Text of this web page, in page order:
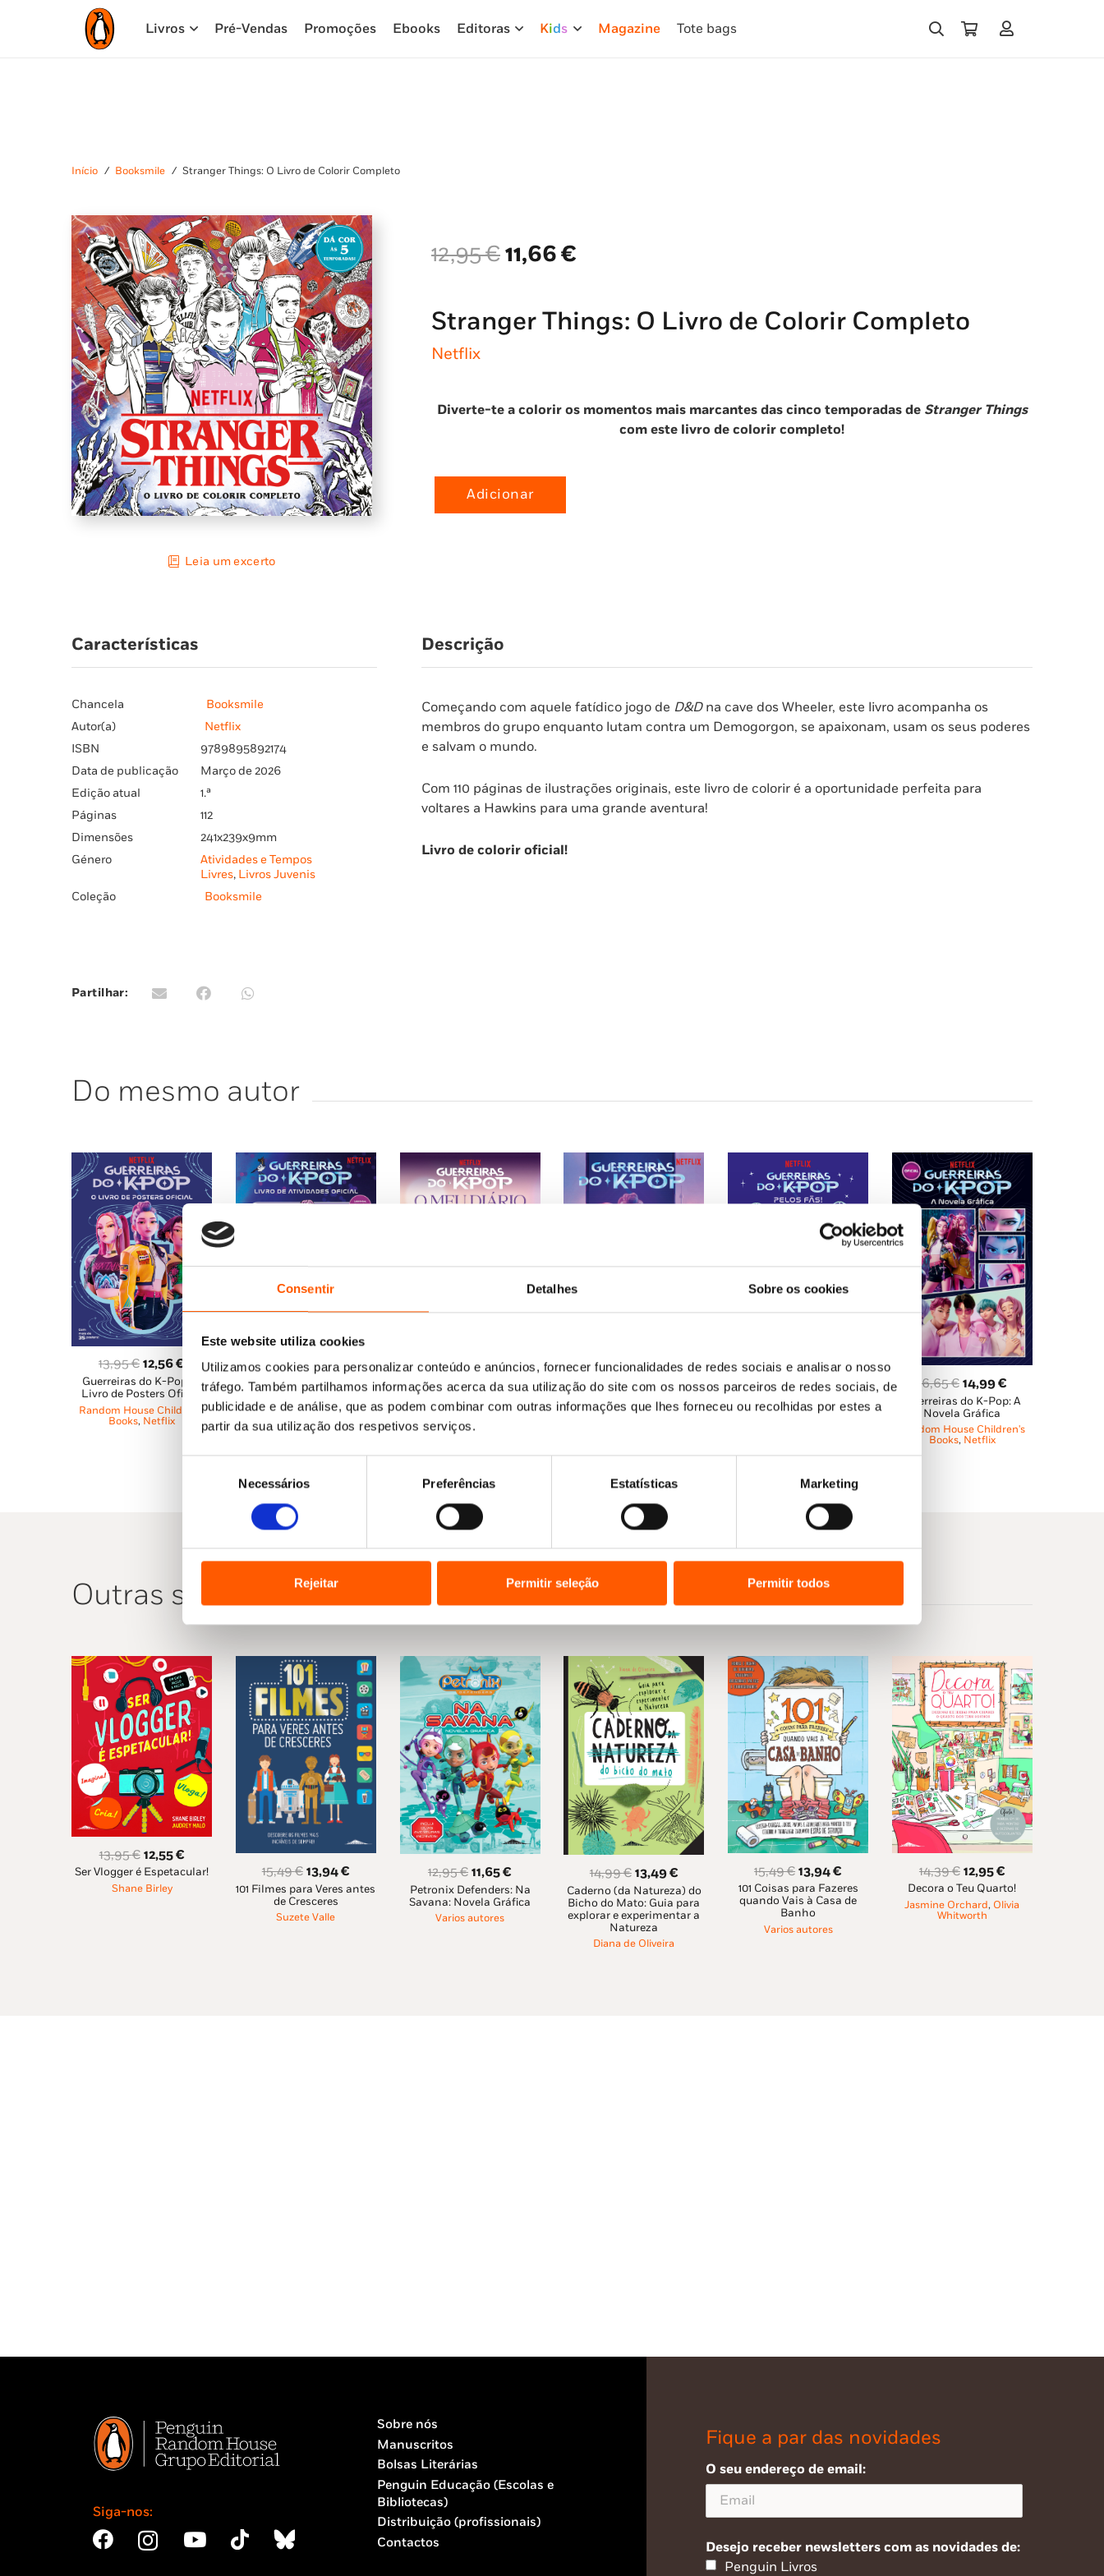
Consentir Detalhes Sobre os cookies
Este website utiliza cookies
Utilizamos cookies para personalizar conteúdo e anúncios, fornecer funcionalidades de redes sociais e analisar o nosso
tráfego. Também partilhamos informações acerca da sua utilização do site com os nossos parceiros de redes sociais, de
publicidade e de análise, que as podem combinar com outras informações que lhes forneceu ou recolhidas por estes a
partir da sua utilização dos respetivos serviços.
consentimento
Necessários Preferências Estatísticas Marketing
Rejeitar Permitir seleção Permitir todos
Livros Pré-Vendas Promoções Ebooks Editoras Kids Magazine Tote bags
Início / Booksmile / Stranger Things: O Livro de Colorir Completo
Leia um excerto
12,95€O
preço
era:
12,95 €.
11,66€
é:
11,66 €.
Stranger Things: O Livro de Colorir Completo
Netflix
Diverte-te a colorir os momentos mais marcantes das cinco temporadas de Stranger Things
com este livro de colorir completo!
Quantidade
Colorir
Adicionar
Características
Chancela
Booksmile
Autor(a)
Netflix
ISBN
9789895892174
Data de publicação
Março de 2026
Edição atual
1.ª
Páginas
112
Dimensões
241x239x9mm
Género
Atividades e Tempos
Livres, Livros Juvenis
Coleção
Booksmile
Partilhar:
Descrição
Começando com aquele fatídico jogo de D&Dna cave dos Wheeler, este livro acompanha os
membros do grupo enquanto lutam contra um Demogorgon, se apaixonam, usam os seus poderes
e salvam o mundo.
Com 110 páginas de ilustrações originais, este livro de colorir é a oportunidade perfeita para
voltares a Hawkins para uma grande aventura!
Livro de colorir oficial!
Do mesmo autor
13,95€ O
preço
original
era:
12,56€
preço
atual
Guerreiras do K-Pop: O
Livro de Posters Oficial
Random House Children's
Books, Netflix
12,95€O
preço
original
era:
11,66€O
preço
atual
é:
Guerreiras do K-Pop: Livro
de Atividades Oficial
Random House Children's
Books ,Netflix
12,95€ O
preço
original
era:
12,95 €.
11,66€O
preço
atual
11,66 €.
Guerreiras do K-Pop: O
Meu Diário Golden
Random House Children's
Books, Netflix
13,95€ O
preço
13,95 €.
12,56€ O
preço
12,56 €.
Guerreiras do K-Pop: A
Adaptação Oficial a
preço
original
era:
11,95 €.
atual
Fãs!
Netflix,Little Golden Books,
16,65€ O
preço
original
era:
14,99€O
preço
atual
Guerreiras do K-Pop: A
Novela Gráfica
Random House Children's
Books, Netflix
Outras sugestões
13,95€ O
preço
original
12,55€O
preço
Ser Vlogger é Espetacular!
Shane Birley
15,49€ O
preço
original
13,94€O
preço
101 Filmes para Veres antes
de Cresceres
Suzete Valle
12,95€ O
preço
original
11,65€
preço
atual
Petronix Defenders: Na
Savana: Novela Gráfica
Varios autores
14,99€ O
preço
original
era:
14,99 €.
13,49€O
preço
atual
Caderno (da Natureza) do
Bicho do Mato: Guia para
explorar e experimentar a
Natureza
Diana de Oliveira
15,49€ O
preço
original
era:
13,94€
preço
atual
101 Coisas para Fazeres
quando Vais à Casa de
Banho
Varios autores
14,39€ O
preço
original
12,95€O
preço
atual
Decora o Teu Quarto!
Jasmine Orchard, Olivia
Whitworth
Siga-nos:
Sobre nós
Manuscritos
Bolsas Literárias
Penguin Educação (Escolas e
Bibliotecas)
Distribuição (profissionais)
Contactos
Fique a par das novidades
O seu endereço de email:
Desejo receber newsletters com as novidades de:
Penguin Livros